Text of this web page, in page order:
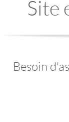
Site
Besoin